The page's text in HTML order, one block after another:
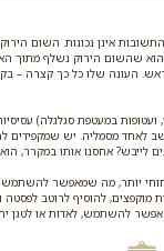
אינן נכונות. השום
שהשום הירוק נשלף מתוך
העונה שלו כל כך קצרה –
במעטפת סגלגלה)
לאחד מסמליה. יש שמקפידים
לייבש? אחסנו אותו במקרר,
יותר, מה שמאפשר להשתמש
להוסיף לרוטב לפסטה
להשתמש, לאדות או לטגן